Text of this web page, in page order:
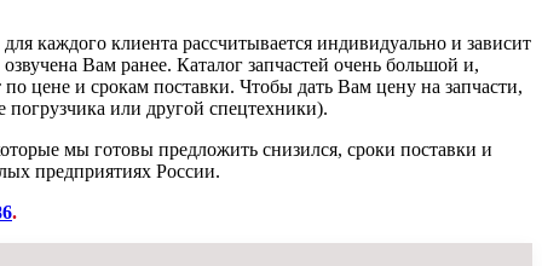
каждого клиента рассчитывается индивидуально и зависит
Вам ранее. Каталог запчастей очень большой и,
цене и срокам поставки. Чтобы дать Вам цену на запчасти,
или другой спецтехники).
мы готовы предложить снизился, сроки поставки и
предприятиях России.
.